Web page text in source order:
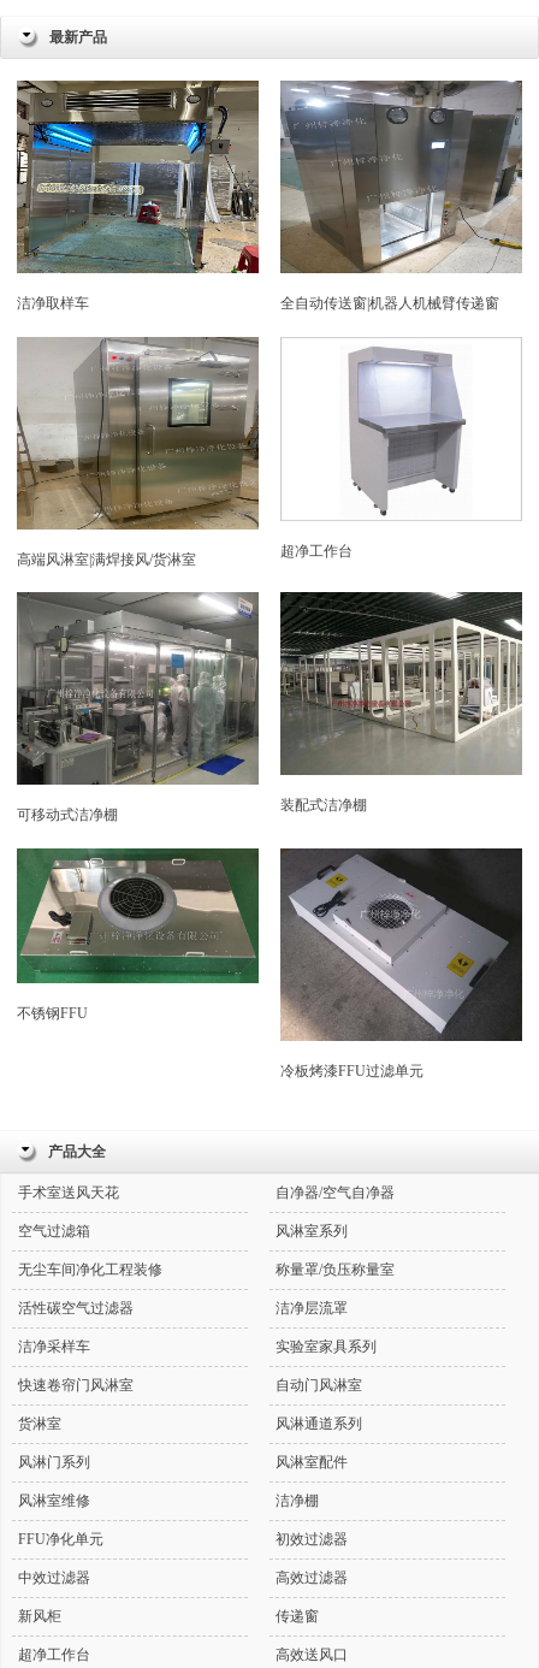
最新产品
洁净取样车 全自动传送窗|机器人机械臂传递窗
高端风淋室|满焊接风/货淋室 超净工作台
可移动式洁净棚
装配式洁净棚
不锈钢FFU
冷板烤漆FFU过滤单元
产品大全
手术室送风天花 自净器/空气自净器
空气过滤箱 风淋室系列
无尘车间净化工程装修 称量罩/负压称量室
活性碳空气过滤器 洁净层流罩
洁净采样车 实验室家具系列
快速卷帘门风淋室 自动门风淋室
货淋室 风淋通道系列
风淋门系列 风淋室配件
风淋室维修 洁净棚
FFU净化单元 初效过滤器
中效过滤器 高效过滤器
新风柜 传递窗
超净工作台 高效送风口